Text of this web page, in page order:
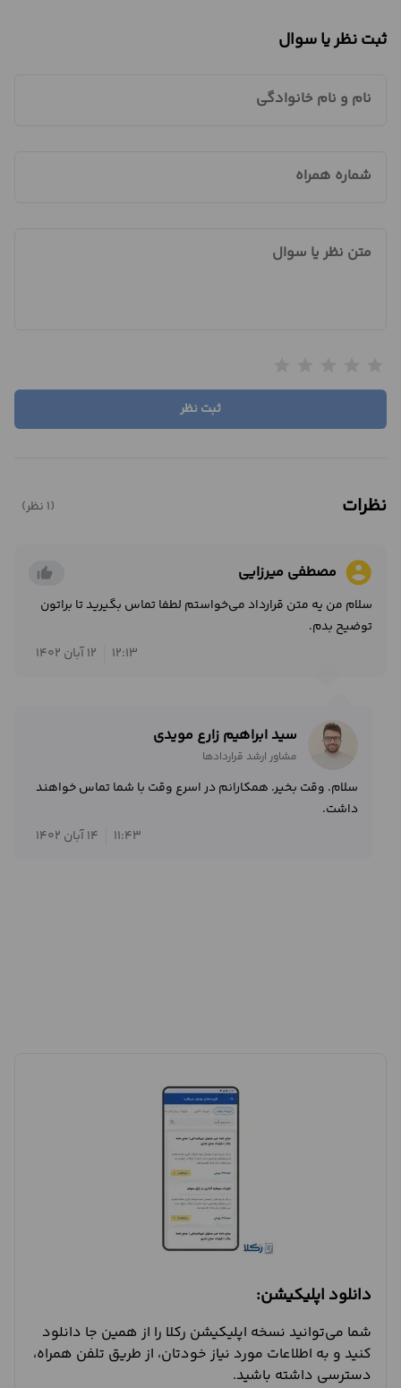
ثبت نظر یا سوال
نام و نام خانوادگی
شماره همراه
متن نظر یا سوال
ثبت نظر
نظرات (1 نظر)
account_circle مصطفی میرزایی thumb_up_alt
سلام من یه متن قرارداد می‌خواستم لطفا تماس بگیرید تا براتون
توضیح بدم.
12:13
12 آبان 1402
سید ابراهیم زارع مویدی
مشاور ارشد قراردادها
سلام. وقت بخیر. همکارانم در اسرع وقت با شما تماس خواهند
داشت.
11:43
14 آبان 1402
دانلود اپلیکیشن:
شما می‌توانید نسخه اپلیکیشن رکلا را از همین جا دانلود
کنید و به اطلاعات مورد نیاز خودتان، از طریق تلفن همراه،
دسترسی داشته باشید.